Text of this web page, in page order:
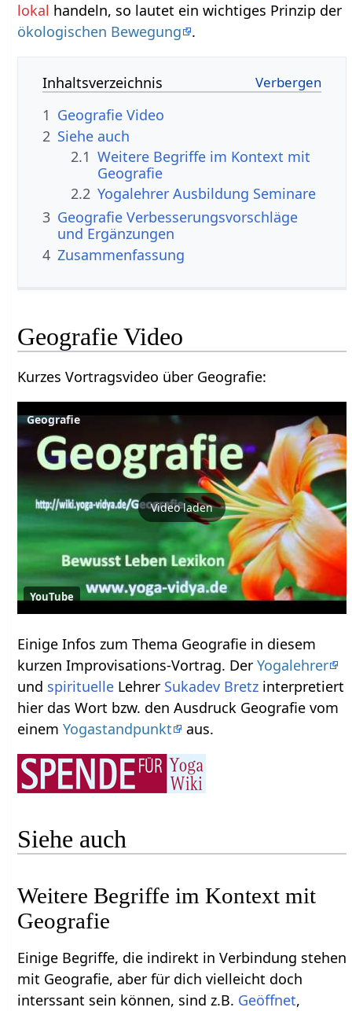
lokal handeln, so lautet ein wichtiges Prinzip der
ökologischen Bewegung
.
Inhaltsverzeichnis
1
Geografie‏‎ Video
2 Siehe auch
2.1 Weitere Begriffe im Kontext mit
2.2 Yogalehrer Ausbildung Seminare
3 Geografie‏‎ Verbesserungsvorschläge
und Ergänzungen
4 Zusammenfassung
Geografie‏‎ Video
Kurzes Vortragsvideo über Geografie‏‎:
Video laden
YouTube
Einige Infos zum Thema Geografie‏‎ in diesem
kurzen Improvisations-Vortrag. DerYogalehrer
und spirituelle Lehrer Sukadev Bretz interpretiert
hier das Wort bzw. den Ausdruck Geografie‏‎ vom
einemYogastandpunkt aus.
Siehe auch
Weitere Begriffe im Kontext mit
Einige Begriffe, die indirekt in Verbindung stehen
mit Geografie‏‎, aber für dich vielleicht doch
interssant sein können, sind z.B.
,